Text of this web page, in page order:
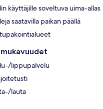
käyttäjille soveltuva uima-allas
saatavilla paikan päällä
lippupalvelu
lauta